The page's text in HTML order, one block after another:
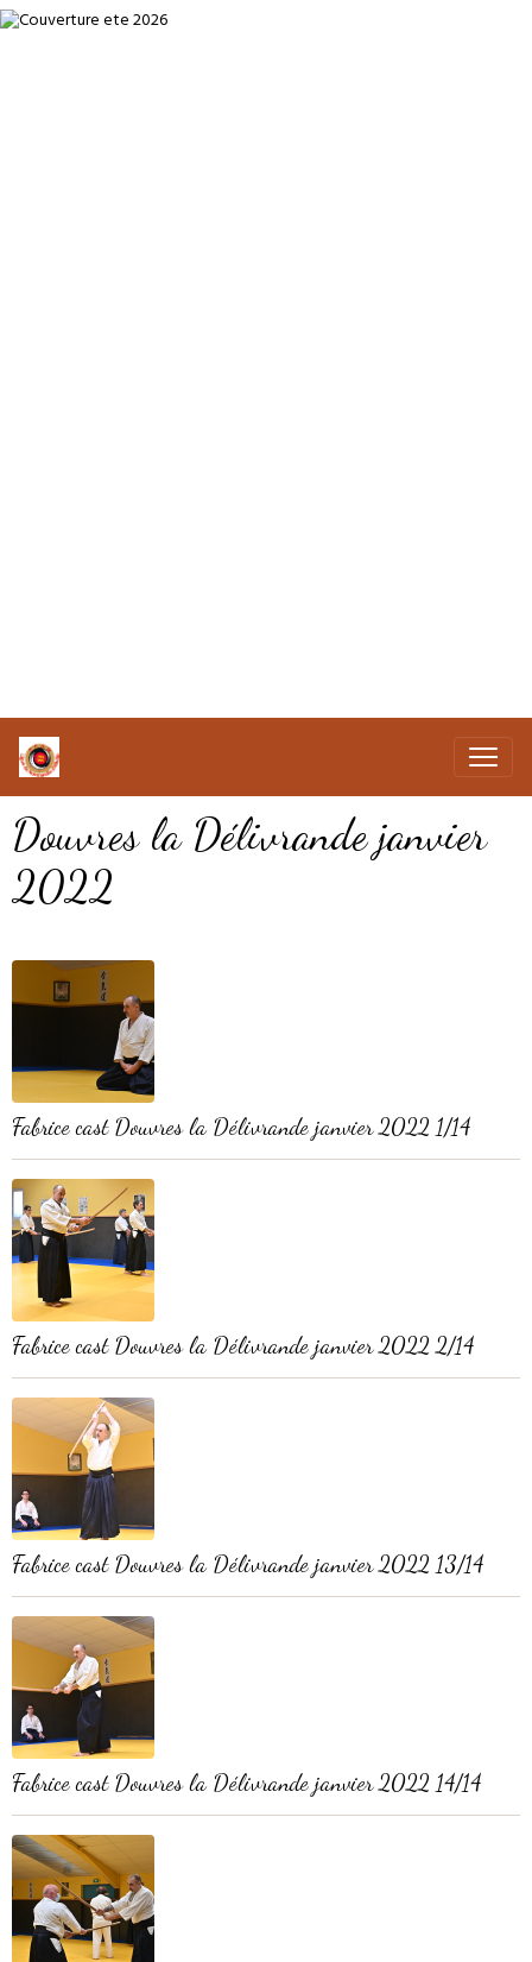
Douvres la Délivrande janvier
2022
Fabrice cast Douvres la Délivrande janvier 2022 1/14
Fabrice cast Douvres la Délivrande janvier 2022 2/14
Fabrice cast Douvres la Délivrande janvier 2022 13/14
Fabrice cast Douvres la Délivrande janvier 2022 14/14